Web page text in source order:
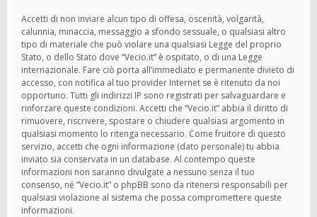
Accetti di non inviare alcun tipo di offesa, oscenità, volgarità,
calunnia, minaccia, messaggio a sfondo sessuale, o qualsiasi altro
tipo di materiale che può violare una qualsiasi Legge del proprio
Stato, o dello Stato dove “Vecio.it” è ospitato, o di una Legge
internazionale. Fare ciò porta all’immediato e permanente divieto di
accesso, con notifica al tuo provider Internet se è ritenuto da noi
opportuno. Tutti gli indirizzi IP sono registrati per salvaguardare e
rinforzare queste condizioni. Accetti che “Vecio.it” abbia il diritto di
rimuovere, riscrivere, spostare o chiudere qualsiasi argomento in
qualsiasi momento lo ritenga necessario. Come fruitore di questo
servizio, accetti che ogni informazione (dato personale) tu abbia
inviato sia conservata in un database. Al contempo queste
informazioni non saranno divulgate a nessuno senza il tuo
consenso, né “Vecio.it” o phpBB sono da ritenersi responsabili per
qualsiasi violazione al sistema che possa compromettere queste
informazioni.